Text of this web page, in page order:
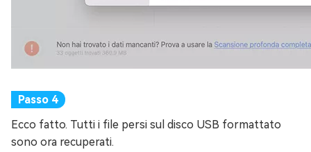
Ecco fatto. Tutti i file persi sul disco USB formattato
sono ora recuperati.